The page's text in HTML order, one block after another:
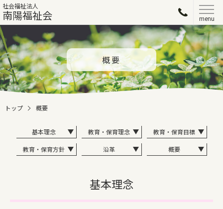
menu
社会福祉法人
南陽福祉会
概要
トップ 概要
基本理念 教育・保育理念 教育・保育目標
教育・保育方針 沿革 概要
基本理念